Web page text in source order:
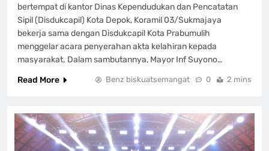
bertempat di kantor Dinas Kependudukan dan Pencatatan
Sipil (Disdukcapil) Kota Depok, Koramil 03/Sukmajaya
bekerja sama dengan Disdukcapil Kota Prabumulih
menggelar acara penyerahan akta kelahiran kepada
masyarakat. Dalam sambutannya, Mayor Inf Suyono…
Read More
Benz biskuatsemangat 0 2 mins